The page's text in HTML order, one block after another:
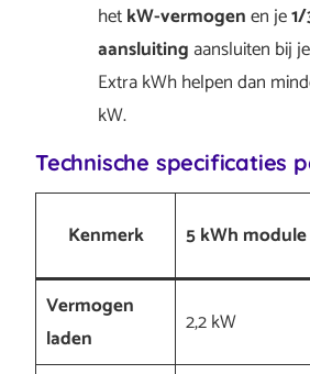
hetkW-vermogenen je
aansluitingaansluiten bij
Extra kWh helpen dan
kW.
Technische specificaties
Kenmerk 5 kWh module
Vermogen
laden
2,2 kW